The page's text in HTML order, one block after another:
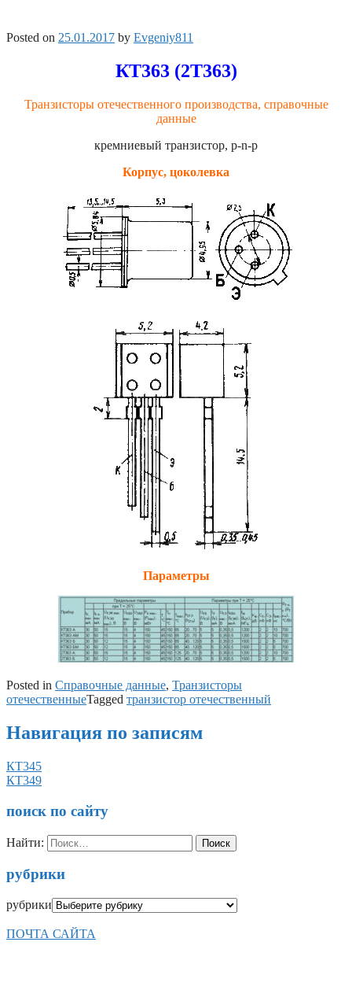
Posted on 25.01.2017 by Evgeniy811
КТ363 (2Т363)
Транзисторы отечественного производства, справочные
данные
кремниевый транзистор, p-n-p
Корпус, цоколевка
Параметры
Posted in Справочные данные, Транзисторы
отечественныеTagged транзистор отечественный
Навигация по записям
КТ345
КТ349
поиск по сайту
Найти:
рубрики
рубрики
ПОЧТА САЙТА